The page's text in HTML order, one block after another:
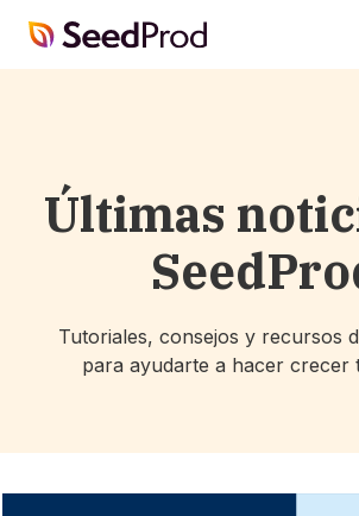
SeedProd
Últimas
Tutoriales, consejos y recursos
para ayudarte a hacer crecer